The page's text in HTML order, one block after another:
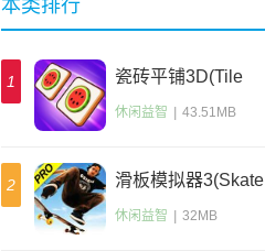
本类排行
1
瓷砖平铺3D(Tile
Pair 3D)
休闲益智 43.51MB
2
滑板模拟器3(Skate
Party 3)
休闲益智 32MB